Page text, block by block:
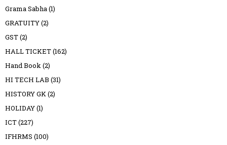
Grama Sabha(1)
GRATUITY(2)
GST(2)
HALL TICKET(162)
Hand Book(2)
HI TECH LAB (31)
HISTORY GK(2)
HOLIDAY(1)
ICT(227)
IFHRMS (100)